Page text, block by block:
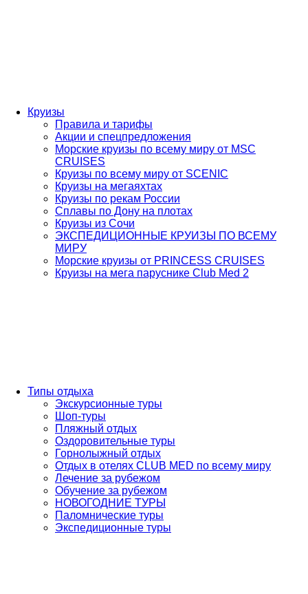
Круизы
Правила и тарифы
Акции и спецпредложения
Морские круизы по всему миру от MSC
CRUISES
Круизы по всему миру от SCENIC
Круизы на мегаяхтах
Круизы по рекам России
Сплавы по Дону на плотах
Круизы из Сочи
ЭКСПЕДИЦИОННЫЕ КРУИЗЫ ПО ВСЕМУ
МИРУ
Морские круизы от PRINCESS CRUISES
Круизы на мега паруснике Club Med 2
Типы отдыха
Экскурсионные туры
Шоп-туры
Пляжный отдых
Оздоровительные туры
Горнолыжный отдых
Отдых в отелях CLUB MED по всему миру
Лечение за рубежом
Обучение за рубежом
НОВОГОДНИЕ ТУРЫ
Паломнические туры
Экспедиционные туры